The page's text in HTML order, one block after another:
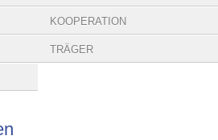
KOOPERATION
TRÄGER